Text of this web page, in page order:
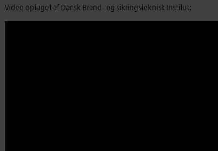
Video optaget af Dansk Brand- og sikringsteknisk Institut: